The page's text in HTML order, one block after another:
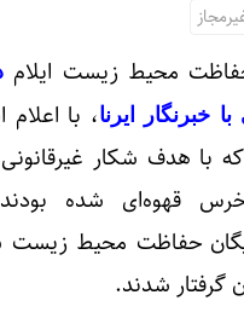
محیط زیست ایلام
خبرنگار ایرنا، با اعلام
که با هدف شکار
قهوه‌ای شده بودند،
حفاظت محیط زیست
گرفتار شدند.